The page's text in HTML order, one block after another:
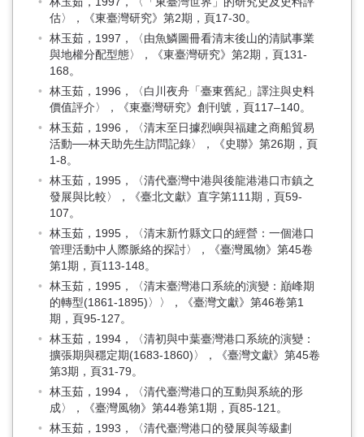
估〉，《東臺灣研究》第2期，頁17-30。
林玉茹，1997，〈由魚鱗圖冊看清末後山的清賦事業
與地權分配型態〉，《東臺灣研究》第2期，頁131-
168。
林玉茹，1996，〈白川夜舟「臺東舊紀」譯注與史料
價值評介〉，《東臺灣研究》創刊號，頁117–140。
林玉茹，1996，〈清末至日據烈嶼與福建之商船貿易
活動──林天助先生訪問記錄〉，《史聯》第26期，頁
1-8。
林玉茹，1995，〈清代臺灣中港與後龍港港口市鎮之
發展與比較〉，《臺北文獻》直字第111期，頁59-
107。
林玉茹，1995，〈清末新竹縣文口的經營：一個港口
管理活動中人際脈絡的探討〉，《臺灣風物》第45卷
第1期，頁113-148。
林玉茹，1995，〈清末臺灣港口系統的演變：巔峰期
的轉型(1861-1895)〉〉，《臺灣文獻》第46卷第1
期，頁95-127。
林玉茹，1994，〈清初與中葉臺灣港口系統的演變：
擴張期與穩定期(1683-1860)〉，《臺灣文獻》第45卷
第3期，頁31-79。
林玉茹，1994，〈清代臺灣港口的互動與系統的形
成〉，《臺灣風物》第44卷第1期，頁85-121。
林玉茹，1993，〈清代臺灣港口的發展與等級劃